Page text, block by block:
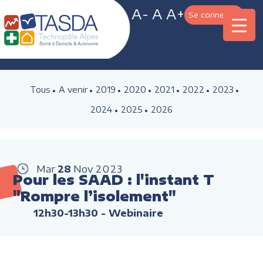
A- A A+ Se connecter
Tous A venir 2019 2020 2021 2022
2023
2024
2025 2026
Mar 28 Nov 2023
Pour les SAAD : l'instant T
"Rompre l’isolement"
12h30-13h30 - Webinaire